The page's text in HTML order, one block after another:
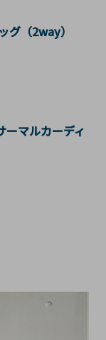
グ（2way）
マルカーディ